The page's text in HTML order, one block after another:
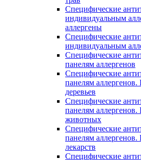
Специфические
индивидуальным
аллергены
Специфические
индивидуальным
Специфические
панелям аллергенов
Специфические
панелям аллергенов.
деревьев
Специфические
панелям аллергенов.
животных
Специфические
панелям аллергенов.
лекарств
Специфические